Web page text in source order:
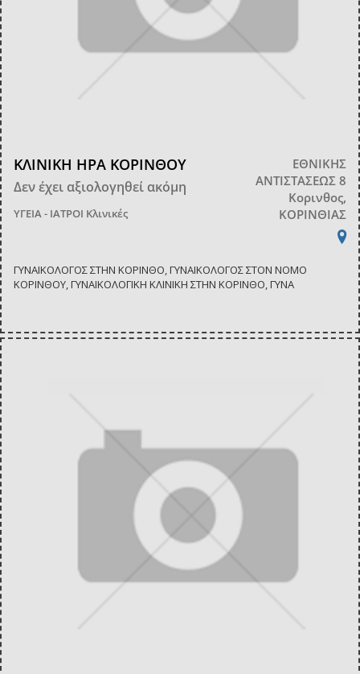
ΚΛΙΝΙΚΗ ΗΡΑ ΚΟΡΙΝΘΟΥ
Δεν έχει αξιολογηθεί ακόμη
ΥΓΕΙΑ - ΙΑΤΡΟΙ Κλινικές
ΕΘΝΙΚΗΣ
ΑΝΤΙΣΤΑΣΕΩΣ 8
Κορινθος,
ΚΟΡΙΝΘΙΑΣ
ΓΥΝΑΙΚΟΛΟΓΟΣ ΣΤΗΝ ΚΟΡΙΝΘΟ, ΓΥΝΑΙΚΟΛΟΓΟΣ ΣΤΟΝ ΝΟΜΟ
ΚΟΡΙΝΘΟΥ, ΓΥΝΑΙΚΟΛΟΓΙΚΗ ΚΛΙΝΙΚΗ ΣΤΗΝ ΚΟΡΙΝΘΟ, ΓΥΝΑ